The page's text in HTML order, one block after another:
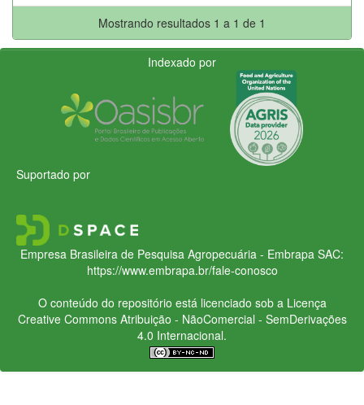
Mostrando resultados 1 a 1 de 1
Indexado por
Suportado por
Empresa Brasileira de Pesquisa Agropecuária - Embrapa SAC:
https://www.embrapa.br/fale-conosco
O conteúdo do repositório está licenciado sob a Licença
Creative CommonsAtribuição - NãoComercial - SemDerivações
4.0 Internacional.